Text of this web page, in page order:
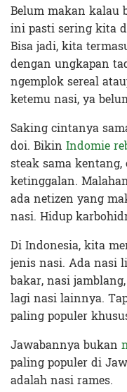
Belum makan kalau
ini pasti sering kita
Bisa jadi, kita
dengan ungkapan
ngemplok sereal
ketemu nasi, ya
Saking cintanya
doi. Bikin Indomie
steak sama
ketinggalan.
ada netizen yang
nasi. Hidup
Di Indonesia, kita
jenis nasi. Ada nasi
bakar, nasi
lagi nasi lainnya.
paling populer
Jawabannya bukan
paling populer di
adalah nasi rames.